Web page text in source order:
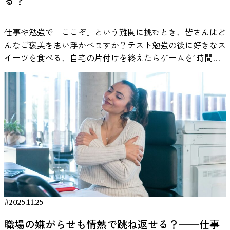
究者はストレス反応を評価するために、唾液中のコルチゾー
ルや唾液αアミラーゼといった生理指標、さらに心拍数や主
観的なストレス評価などを測定しました。 その結果、音楽
を聴いたグループでは、ストレス課題の後に自律神経系の反
応が回復する過程に特徴的な違いが見られました。特に唾液
αアミラーゼの値については、音楽を聴いた参加者のほうが
比較的早く基準値へ戻る傾向が確認されました。研究者はこ
の結果から、音楽の聴取が人間の心理生物学的ストレスシス
テムに影響を与える可能性があると結論づけています。 ス
トレスについては、こちらの記事でも詳しく説明していま
す。 ・私たちはなぜ緊張するのか？：緊張のメカニズムと
コントロール方法 医療分野で音楽療法が活用されている理
由 音楽は娯楽としてだけでなく、医療分野でも補助的な介
入手法として利用されています。このような方法は一般的に
「音楽療法」と呼ばれ、患者の心理的状態や生理反応に対す
る影響が研究されています。 医学研究では、音楽を聴くこ
音楽体験が神経化学的な反応を引き起こすことが明らかにな
っています。 ドーパミンは「快感」や「動機づけ」に関与
する神経伝達物質として知られています。 ここで重要なの
は、「どの音楽でも同じ反応が起きるわけではない」という
点です。研究では、本人が好ましいと感じる音楽を聴いたと
きに、より強い報酬系の反応が観察されています。 そのた
め、自分にとって心地よいと感じる音楽が気分を変化させ、
その結果として作業への取り組みやすさに影響する可能性が
あります。 生産性が向上するメカニズム 作業用BGMの効果
は、主に次の2つのメカニズムで説明されています。 1. 外部
ノイズのマスキング効果 音楽には、周囲の雑音を覆い隠す
「マスキング効果」があります。特にオープンオフィスのよ
うな環境では、断続的に聞こえる会話音が集中を妨げる要因
になることが知られています。 一定の音（ホワイトノイズ
や環境音など）を流すと、こうした突発的な音が目立ちにく
仕事や勉強で「ここぞ」という難関に挑むとき、皆さんはど
んなご褒美を思い浮かべますか？テスト勉強の後に好きなス
イーツを食べる、自宅の片付けを終えたらゲームを1時間だ
けプレイする――子どもの頃も大人になった今も、「これが
終わったら○○しよう」と自分にご褒美を用意して頑張った
経験がある人は多いはずです。 では、そのご褒美の「中
身」を自分で選べるとしたら、パフォーマンスはどう変わる
のでしょうか。「与えられた賞品」より「自分で選んだ賞
品」の方が人は頑張れるのか――そんな素朴な疑問に挑んだ
興味深い実験研究が報告されました。 こうした問いに正面
から取り組んだのが、2025年に発表された論文 「Reward
Choices: Experimental Evidence on Cognitive Task
Performance」 です。この研究は、「ご褒美を選べること」
が認知課題のパフォーマンスを本当に高めるのかを実験的に
「報酬」と「選択」の関係 人のやる気（モチベーション）
#2025.11.25
職場の嫌がらせも情熱で跳ね返せる？──仕事